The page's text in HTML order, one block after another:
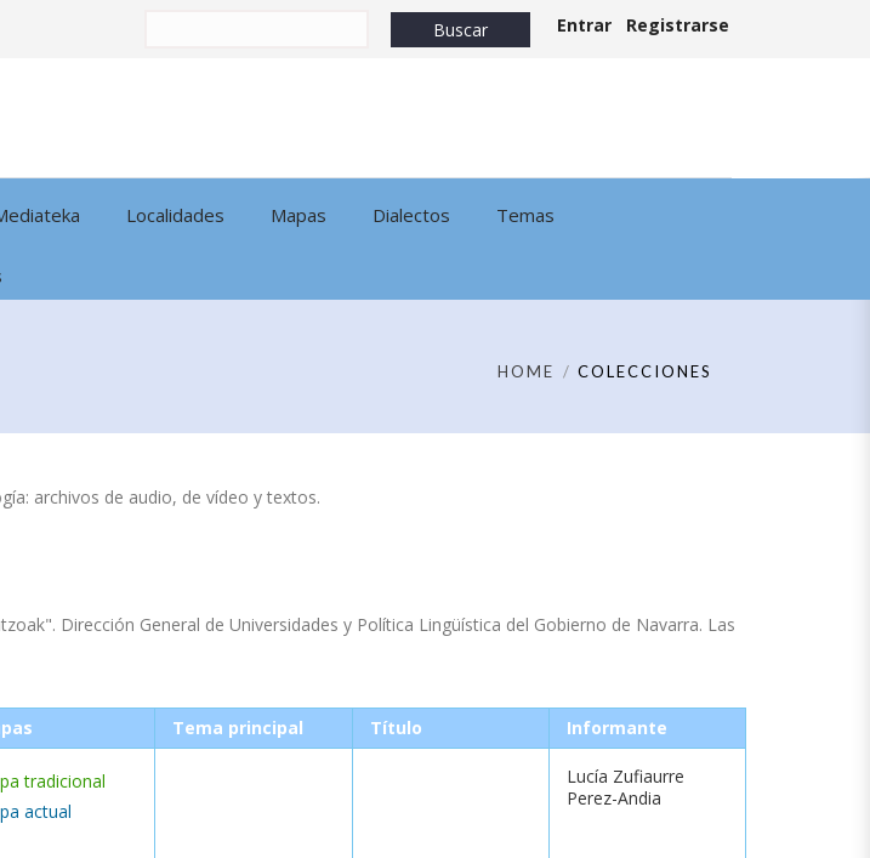
Entrar Registrarse
Localidades Mapas Dialectos Temas
HOME COLECCIONES
archivos de audio, de vídeo y textos.
Dirección General de Universidades y Política Lingüística del Gobierno de Navarra. Las
Tema principal Título Informante
tradicional
actual
Lucía Zufiaurre
Perez-Andia